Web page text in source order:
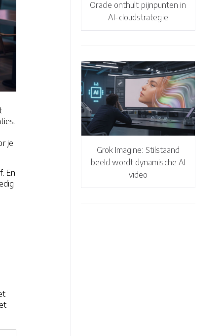
je
En
Oracle onthult pijnpunten in
AI-cloudstrategie
Grok Imagine: Stilstaand
beeld wordt dynamische AI
video